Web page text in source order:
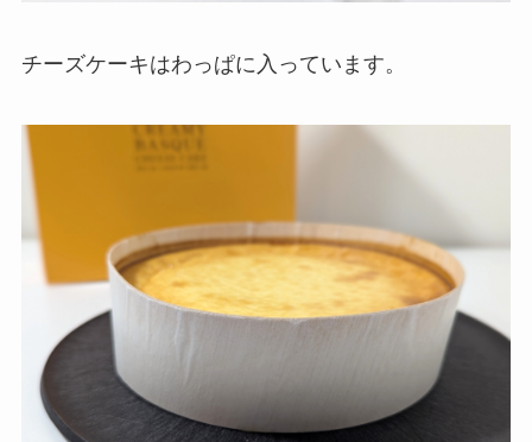
チーズケーキはわっぱに入っています。